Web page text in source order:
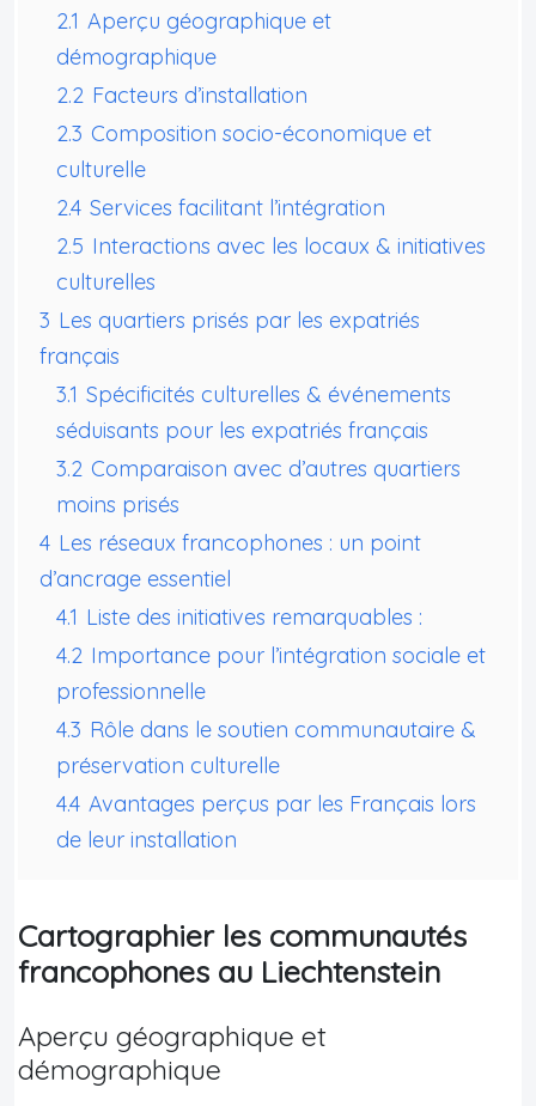
2.1 Aperçu géographique et
démographique
2.2 Facteurs d’installation
2.3 Composition socio-économique et
culturelle
2.4 Services facilitant l’intégration
2.5 Interactions avec les locaux & initiatives
culturelles
3 Les quartiers prisés par les expatriés
français
3.1 Spécificités culturelles & événements
séduisants pour les expatriés français
3.2 Comparaison avec d’autres quartiers
moins prisés
4 Les réseaux francophones : un point
d’ancrage essentiel
4.1 Liste des initiatives remarquables :
4.2 Importance pour l’intégration sociale et
professionnelle
4.3 Rôle dans le soutien communautaire &
préservation culturelle
4.4 Avantages perçus par les Français lors
de leur installation
Cartographier les communautés
francophones au Liechtenstein
Aperçu géographique et
démographique